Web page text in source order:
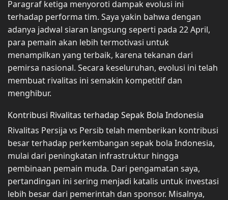
Paragraf ketiga menyoroti dampak evolusi ini
terhadap performa tim. Saya yakin bahwa dengan
adanya jadwal siaran langsung seperti pada 22 April,
para pemain akan lebih termotivasi untuk
menampilkan yang terbaik, karena tekanan dari
pemirsa nasional. Secara keseluruhan, evolusi ini telah
membuat rivalitas ini semakin kompetitif dan
menghibur.
Kontribusi Rivalitas terhadap Sepak Bola Indonesia
Rivalitas Persija vs Persib telah memberikan kontribusi
besar terhadap perkembangan sepak bola Indonesia,
mulai dari peningkatan infrastruktur hingga
pembinaan pemain muda. Dari pengamatan saya,
pertandingan ini sering menjadi katalis untuk investasi
lebih besar dari pemerintah dan sponsor. Misalnya,